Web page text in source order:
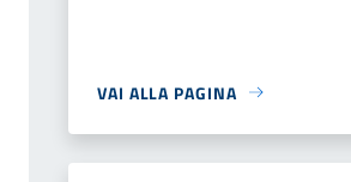
VAI ALLA PAGINA